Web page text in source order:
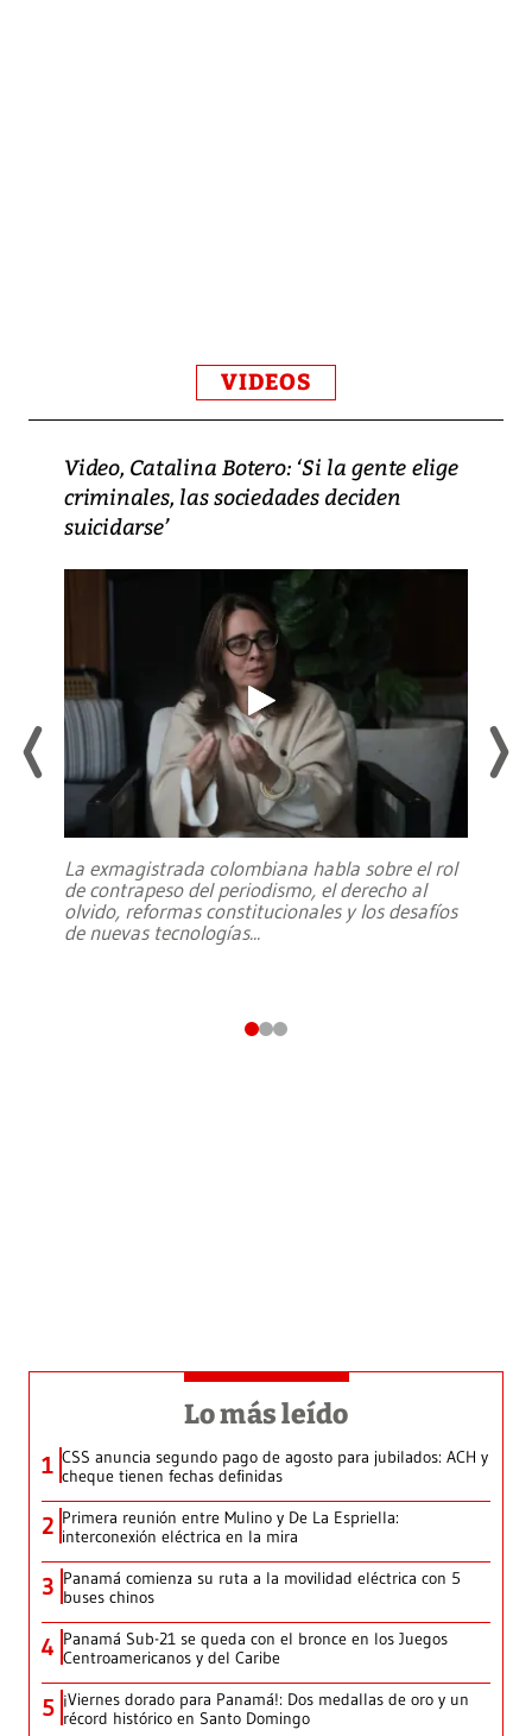
VIDEOS
Video, Catalina Botero: ‘Si la gente elige
criminales, las sociedades deciden
suicidarse’
La exmagistrada colombiana habla sobre el rol
de contrapeso del periodismo, el derecho al
olvido, reformas constitucionales y los desafíos
de nuevas tecnologías...
Lo más leído
1 CSS anuncia segundo pago de agosto para jubilados: ACH y
cheque tienen fechas definidas
2 Primera reunión entre Mulino y De La Espriella:
interconexión eléctrica en la mira
3 Panamá comienza su ruta a la movilidad eléctrica con 5
buses chinos
4 Panamá Sub-21 se queda con el bronce en los Juegos
Centroamericanos y del Caribe
5 ¡Viernes dorado para Panamá!: Dos medallas de oro y un
récord histórico en Santo Domingo